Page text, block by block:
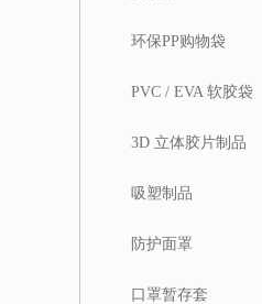
环保PP购物袋
PVC / EVA 软胶袋
3D 立体胶片制品
吸塑制品
防护面罩
口罩暂存套